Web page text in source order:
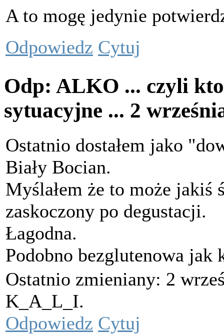
A to mogę jedynie
Odpowiedz Cytuj
Odp: ALKO ... czyli
sytuacyjne ... 2
Ostatnio dostałem jako
Biały Bocian.
Myślałem że to może jakiś
zaskoczony po degustacji.
Łagodna.
Podobno bezglutenowa jak
Ostatnio zmieniany: 2
K_A_L_I.
Odpowiedz Cytuj